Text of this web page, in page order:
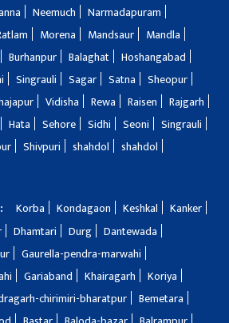
Neemuch
Narmadapuram
Morena Mandsaur
Mandla
Burhanpur Balaghat
Hoshangabad
Singrauli Sagar Satna
Sheopur
Vidisha Rewa Raisen
Rajgarh
Hata Sehore Sidhi Seoni
Singrauli
Shivpuri shahdol
shahdol
Korba Kondagaon Keshkal
Kanker
Dhamtari Durg
Dantewada
Gaurella-pendra-marwahi
Gariaband Khairagarh
Koriya
chirimiri-bharatpur
Bemetara